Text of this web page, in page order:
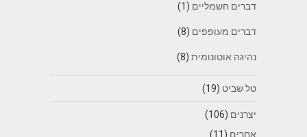
דברים חשמליים (1)
דברים מעופפים (8)
נהיגה אוטונומית(8)
טל שביט (19)
יצרנים (106)
אחרים (11)